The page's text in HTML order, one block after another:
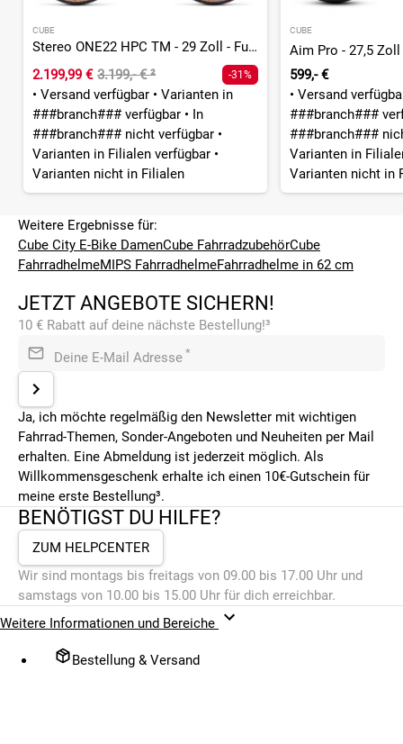
CUBE
Stereo ONE22 HPC TM - 29 Zoll - Fully
2.199,99 € 3.199,- €² -31%
• Versand verfügbar • Varianten in
###branch### verfügbar • In
###branch### nicht verfügbar •
Varianten in Filialen verfügbar •
Varianten nicht in Filialen
CUBE
Aim Pro - 27,5
599,- €
• Versand
###branch###
###branch###
Varianten in
Varianten nicht in
Weitere Ergebnisse für:
Cube City E-Bike DamenCube FahrradzubehörCube
FahrradhelmeMIPS FahrradhelmeFahrradhelme in 62 cm
JETZT ANGEBOTE SICHERN!
10 € Rabatt auf deine nächste Bestellung!³
Deine E-Mail Adresse *
Ja, ich möchte regelmäßig den Newsletter mit wichtigen
Fahrrad-Themen, Sonder-Angeboten und Neuheiten per Mail
erhalten. Eine Abmeldung ist jederzeit möglich. Als
Willkommensgeschenk erhalte ich einen 10€-Gutschein für
meine erste Bestellung³.
BENÖTIGST DU HILFE?
ZUM HELPCENTER
Wir sind montags bis freitags von 09.00 bis 17.00 Uhr und
samstags von 10.00 bis 15.00 Uhr für dich erreichbar.
Weitere Informationen und Bereiche
Bestellung & Versand